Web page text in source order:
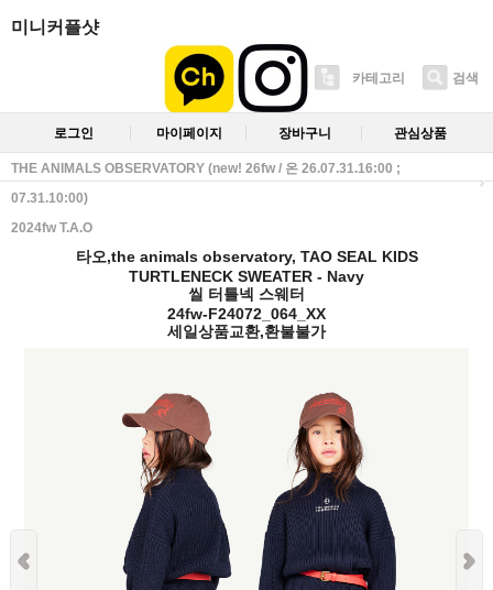
미니커플샷
카테고리 검색
로그인 마이페이지 장바구니 관심상품
THE ANIMALS OBSERVATORY (new! 26fw / 온 26.07.31.16:00 ;
07.31.10:00)
2024fw T.A.O
타오,the animals observatory, TAO SEAL KIDS
TURTLENECK SWEATER - Navy
씰 터틀넥 스웨터
24fw-F24072_064_XX
세일상품교환,환불불가